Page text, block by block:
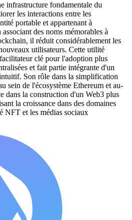
infrastructure fondamentale du
les interactions entre les
portable et appartenant à
des noms mémorables à
il réduit considérablement les
utilisateurs. Cette utilité
clé pour l'adoption plus
et fait partie intégrante d'un
Son rôle dans la simplification
sein de l'écosystème Ethereum et au-
dans la construction d'un Web3 plus
la croissance dans des domaines
NFT et les médias sociaux